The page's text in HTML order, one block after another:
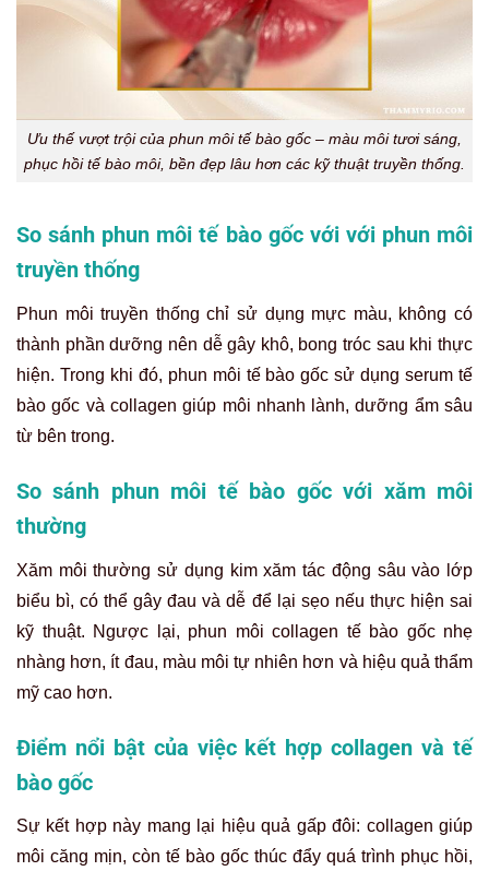
Ưu thế vượt trội của phun môi tế bào gốc – màu môi tươi sáng,
phục hồi tế bào môi, bền đẹp lâu hơn các kỹ thuật truyền thống.
So sánh phun môi tế bào gốc với với phun môi
truyền thống
Phun môi truyền thống chỉ sử dụng mực màu, không có
thành phần dưỡng nên dễ gây khô, bong tróc sau khi thực
hiện. Trong khi đó, phun môi tế bào gốc sử dụng serum tế
bào gốc và collagen giúp môi nhanh lành, dưỡng ẩm sâu
từ bên trong.
So sánh phun môi tế bào gốc với xăm môi
thường
Xăm môi thường sử dụng kim xăm tác động sâu vào lớp
biểu bì, có thể gây đau và dễ để lại sẹo nếu thực hiện sai
kỹ thuật. Ngược lại, phun môi collagen tế bào gốc nhẹ
nhàng hơn, ít đau, màu môi tự nhiên hơn và hiệu quả thẩm
mỹ cao hơn.
Điểm nổi bật của việc kết hợp collagen và tế
bào gốc
Sự kết hợp này mang lại hiệu quả gấp đôi: collagen giúp
môi căng mịn, còn tế bào gốc thúc đẩy quá trình phục hồi,